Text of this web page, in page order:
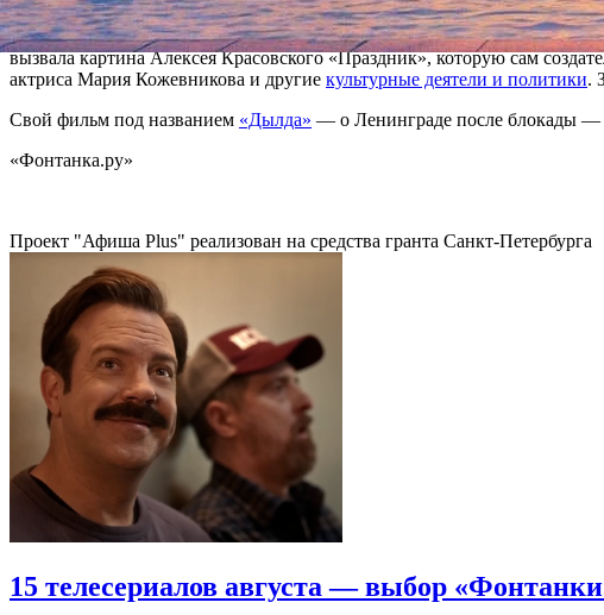
В 2018 году о намерении снять фильм о блокаде заявил режиссёр,
Кристофера Нолана— также анонсировал Алексей Козлов, снимавший
вызвала картина Алексея Красовского «Праздник», которую сам
актриса Мария Кожевникова и другие культурные деятели и политики.
Свой фильм под названием «Дылда» — о Ленинграде после блокады —
«Фонтанка.ру»
Проект "Афиша Plus" реализован на средства гранта Санкт-Петербурга
15 телесериалов августа — выбор